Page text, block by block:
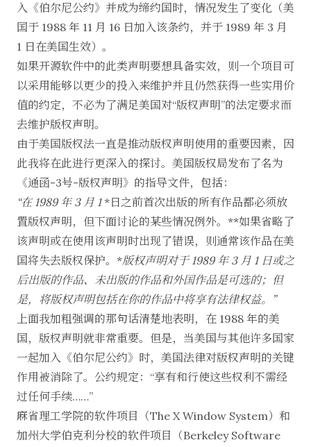
入《伯尔尼公约》并成为缔约国时，情况发生了变化（美
国于 1988 年 11 月 16 日加入该条约，并于 1989 年 3 月
1 日在美国生效）。
如果开源软件中的此类声明要想具备实效，则一个项目可
以采用能够以更少的投入来维护并且仍然获得一些实用价
值的约定，不必为了满足美国对“版权声明”的法定要求而
去维护版权声明。
由于美国版权法一直是推动版权声明使用的重要因素，因
此我将在此进行更深入的探讨。美国版权局发布了名为
《通函-3号-版权声明》的指导文件，包括：
“在 1989 年 3 月 1*日之前首次出版的所有作品都必须放
置版权声明，但下面讨论的某些情况例外。**如果省略了
该声明或在使用该声明时出现了错误，则通常该作品在美
国将失去版权保护。*版权声明对于 1989 年 3 月 1 日或之
后出版的作品、未出版的作品和外国作品是可选的；但
是，将版权声明包括在你的作品中将享有法律权益。”
上面我加粗强调的那句话清楚地表明，在 1988 年的美
国，版权声明就非常重要。但是，当美国与其他许多国家
一起加入《伯尔尼公约》时，美国法律对版权声明的关键
作用被消除了。公约规定：“享有和行使这些权利不需经
过任何手续……”
麻省理工学院的软件项目（The X Window System）和
加州大学伯克利分校的软件项目（Berkeley Software